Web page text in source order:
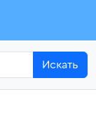
Искать